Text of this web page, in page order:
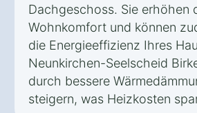
Dachgeschoss. Sie erhöhen
Wohnkomfort und können
die Energieeffizienz Ihres
Neunkirchen-Seelscheid
durch bessere
steigern, was Heizkosten